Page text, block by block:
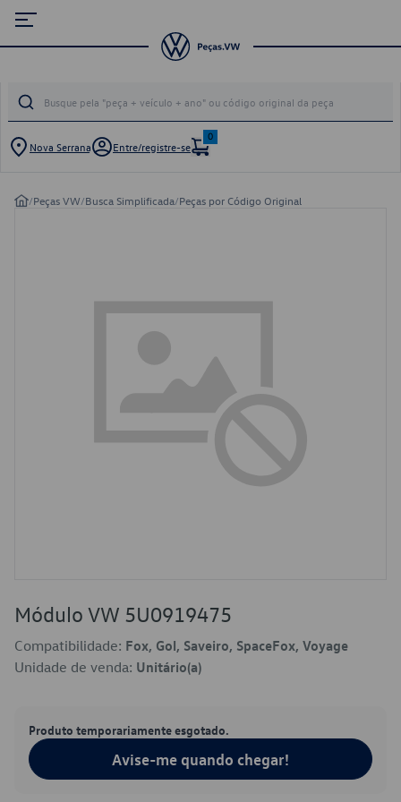
Nova Serrana Entre/registre-se
0
/Peças VW/Busca Simplificada/Peças por Código Original
Módulo VW 5U0919475
Compatibilidade: Fox, Gol, Saveiro, SpaceFox, Voyage
Unidade de venda: Unitário(a)
Produto temporariamente esgotado.
Avise-me quando chegar!